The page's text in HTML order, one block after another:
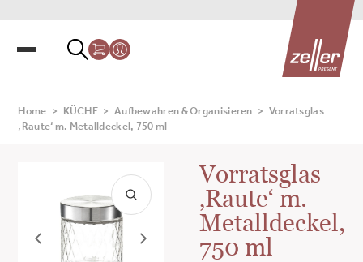
Home > KÜCHE > Aufbewahren & Organisieren >
Vorratsglas
‚Raute‘ m. Metalldeckel, 750 ml
Vorratsglas
‚Raute‘ m.
Metalldeckel,
750 ml